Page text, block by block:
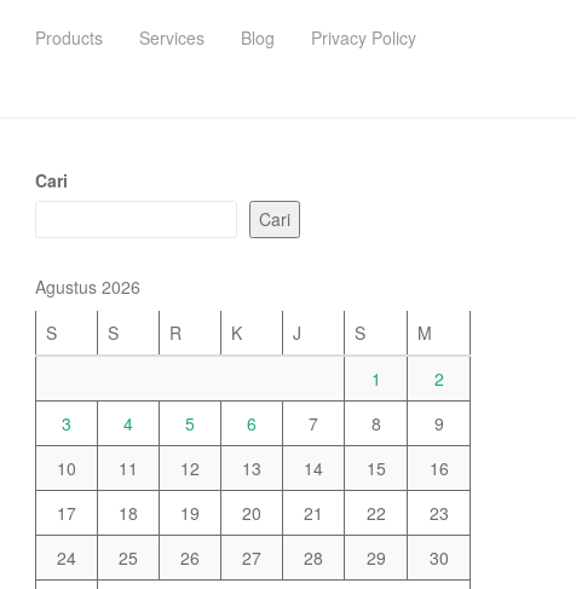
Products Services Blog Privacy Policy
Cari
Cari
Agustus 2026
S
S R K J S
M
1
2
3
4 5 6 7 8
9
10
11 12 13 14 15
16
17
18 19 20 21 22
23
24
25 26 27 28 29
30